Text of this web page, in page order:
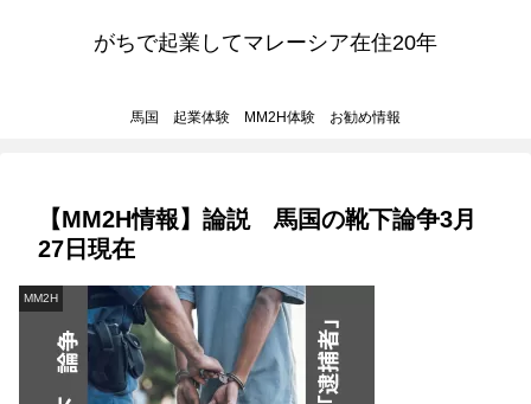
がちで起業してマレーシア在住20年
馬国 起業体験 MM2H体験 お勧め情報
【MM2H情報】論説 馬国の靴下論争3月
27日現在
MM2H